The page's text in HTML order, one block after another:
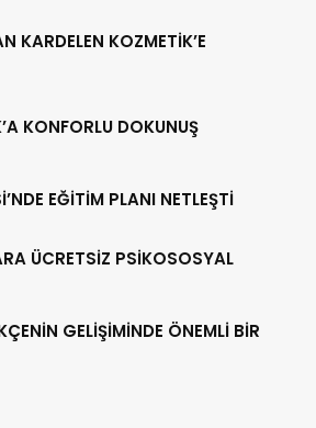
KARDELEN KOZMETİK’E
KONFORLU DOKUNUŞ
EĞİTİM PLANI NETLEŞTİ
ÜCRETSİZ PSİKOSOSYAL
GELİŞİMİNDE ÖNEMLİ BİR